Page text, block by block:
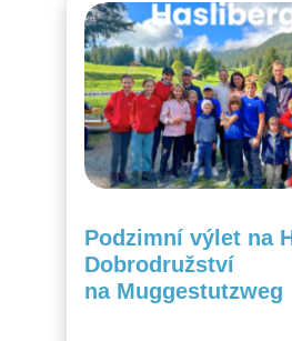
Podzimní výlet na
Dobrodružství
na Muggestutzweg